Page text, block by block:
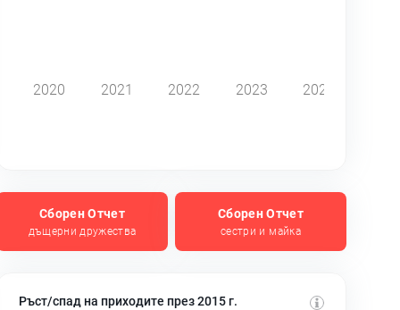
2020 2021 2022 2023 2024
Сборен Отчет
дъщерни дружества
Сборен Отчет
сестри и майка
Ръст/спад на приходите през 2015 г.